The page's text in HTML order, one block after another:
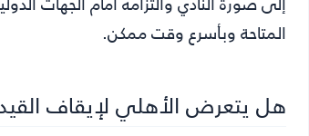
المتاحة وبأسرع وقت ممكن.
هل يتعرض الأهلي لإيقاف